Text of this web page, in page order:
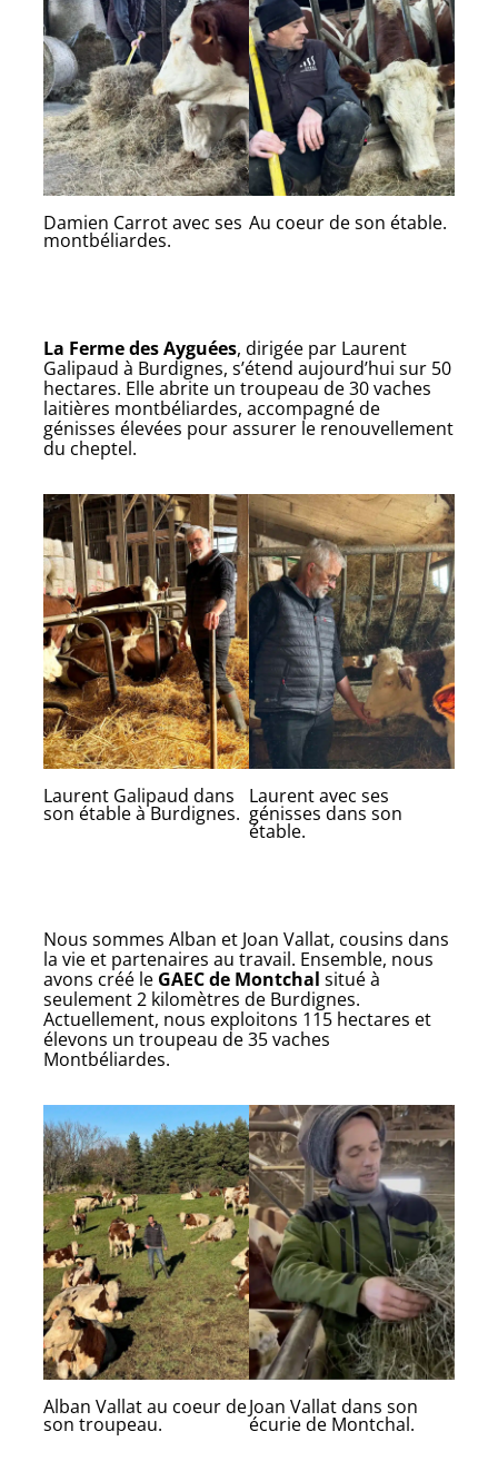
Damien Carrot avec ses
montbéliardes.
Au coeur de son étable.
La Ferme des Ayguées, dirigée par Laurent
Galipaud à Burdignes, s’étend aujourd’hui sur 50
hectares. Elle abrite un troupeau de 30 vaches
laitières montbéliardes, accompagné de
génisses élevées pour assurer le renouvellement
du cheptel.
Laurent Galipaud dans
son étable à Burdignes.
Laurent avec ses
génisses dans son
étable.
Nous sommes Alban et Joan Vallat, cousins dans
la vie et partenaires au travail. Ensemble, nous
avons créé le GAEC de Montchal situé à
seulement 2 kilomètres de Burdignes.
Actuellement, nous exploitons 115 hectares et
élevons un troupeau de 35 vaches
Montbéliardes.
Alban Vallat au coeur de
son troupeau.
Joan Vallat dans son
écurie de Montchal.